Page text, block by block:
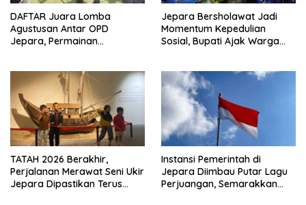
DAFTAR Juara Lomba
Agustusan Antar OPD
Jepara, Permainan
Jepara Bersholawat Jadi
Momentum Kepedulian
Sosial, Bupati Ajak Warga
TATAH 2026 Berakhir,
Perjalanan Merawat Seni Ukir
Jepara Dipastikan Terus
Instansi Pemerintah di
Jepara Diimbau Putar Lagu
Perjuangan, Semarakkan